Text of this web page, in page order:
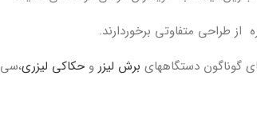
از طراحی متفاوتی برخوردارند.
گوناگون دستگاههای برش لیزر و حکاکی لیزری